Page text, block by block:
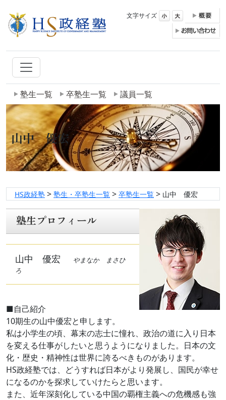
文字サイズ
塾生一覧 卒塾生一覧 議員一覧
山中 優宏
HS政経塾 > 塾生・卒塾生一覧 > 卒塾生一覧 > 山中 優宏
塾生プロフィール
山中 優宏
やまなか まさひ
ろ
■自己紹介
10期生の山中優宏と申します。
私は小学生の頃、幕末の志士に憧れ、政治の道に入り日本
を変える仕事がしたいと思うようになりました。日本の文
化・歴史・精神性は世界に誇るべきものがあります。
HS政経塾では、どうすれば日本がより発展し、国民が幸せ
になるのかを探求していけたらと思います。
また、近年深刻化している中国の覇権主義への危機感も強